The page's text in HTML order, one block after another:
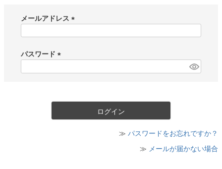
メールアドレス
)
パスワード
ログイン
≫ パスワードをお忘れですか？
≫ メールが届かない場合